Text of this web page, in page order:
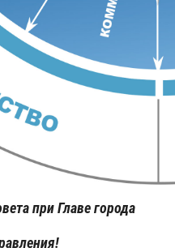
при Главе города